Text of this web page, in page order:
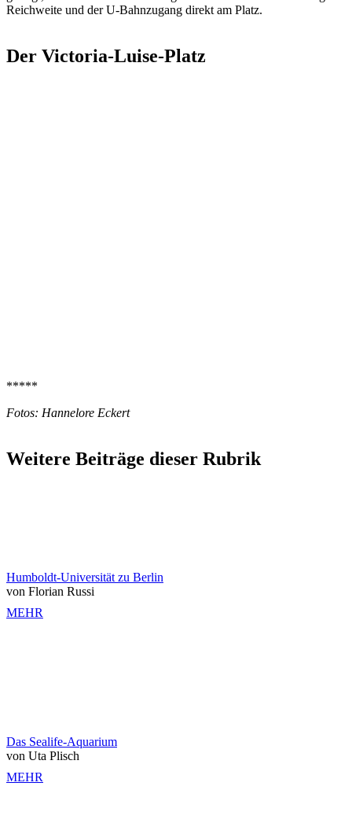
Reichweite und der U-Bahnzugang direkt am Platz.
Der Victoria-Luise-Platz
*****
Fotos: Hannelore Eckert
Weitere Beiträge dieser Rubrik
Humboldt-Universität zu Berlin
von Florian Russi
MEHR
Das Sealife-Aquarium
von Uta Plisch
MEHR